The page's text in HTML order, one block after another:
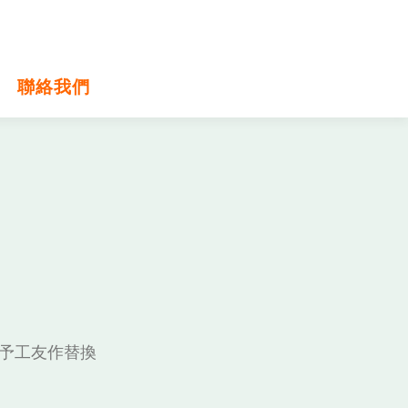
聯絡我們
工友作替換